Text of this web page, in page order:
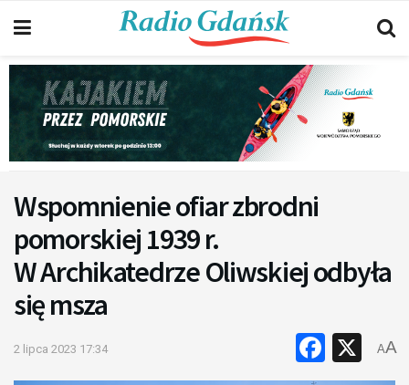
Wspomnienie ofiar zbrodni
pomorskiej 1939 r.
W Archikatedrze Oliwskiej odbyła
się msza
2 lipca 2023 17:34 X
AA